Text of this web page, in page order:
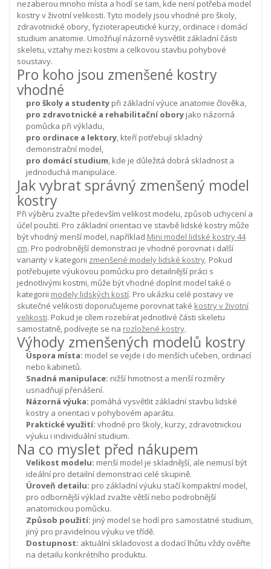
nezaberou mnoho místa a hodí se tam, kde není potřeba model
kostry v životní velikosti. Tyto modely jsou vhodné pro školy,
zdravotnické obory, fyzioterapeutické kurzy, ordinace i domácí
studium anatomie. Umožňují názorně vysvětlit základní části
skeletu, vztahy mezi kostmi a celkovou stavbu pohybové
soustavy.
Pro koho jsou zmenšené kostry
vhodné
pro školy a studenty při základní výuce anatomie člověka,
pro zdravotnické a rehabilitační obory jako názorná
pomůcka při výkladu,
pro ordinace a lektory, kteří potřebují skladný
demonstrační model,
pro domácí studium, kde je důležitá dobrá skladnost a
jednoduchá manipulace.
Jak vybrat správný zmenšený model
kostry
Při výběru zvažte především velikost modelu, způsob uchycení a
účel použití. Pro základní orientaci ve stavbě lidské kostry může
být vhodný menší model, například Mini model lidské kostry 44
cm. Pro podrobnější demonstraci je vhodné porovnat i další
varianty v kategorii zmenšené modely lidské kostry. Pokud
potřebujete výukovou pomůcku pro detailnější práci s
jednotlivými kostmi, může být vhodné doplnit model také o
kategorii modely lidských kostí. Pro ukázku celé postavy ve
skutečné velikosti doporučujeme porovnat také kostry v životní
velikosti. Pokud je cílem rozebírat jednotlivé části skeletu
samostatně, podívejte se na rozložené kostry.
Výhody zmenšených modelů kostry
Úspora místa: model se vejde i do menších učeben, ordinací
nebo kabinetů.
Snadná manipulace: nižší hmotnost a menší rozměry
usnadňují přenášení.
Názorná výuka: pomáhá vysvětlit základní stavbu lidské
kostry a orientaci v pohybovém aparátu.
Praktické využití: vhodné pro školy, kurzy, zdravotnickou
výuku i individuální studium.
Na co myslet před nákupem
Velikost modelu: menší model je skladnější, ale nemusí být
ideální pro detailní demonstraci celé skupině.
Úroveň detailu: pro základní výuku stačí kompaktní model,
pro odbornější výklad zvažte větší nebo podrobnější
anatomickou pomůcku.
Způsob použití: jiný model se hodí pro samostatné studium,
jiný pro pravidelnou výuku ve třídě.
Dostupnost: aktuální skladovost a dodací lhůtu vždy ověřte
na detailu konkrétního produktu.